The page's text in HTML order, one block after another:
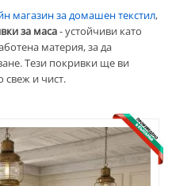
магазин за домашен текстил,
за маса- устойчиви като
материя, за да
Тези покривки ще ви
свеж и чист.